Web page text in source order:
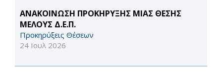
ΑΝΑΚΟΙΝΩΣΗ ΠΡΟΚΗΡΥΞΗΣ ΜΙΑΣ ΘΕΣΗΣ
ΜΕΛΟΥΣ Δ.Ε.Π.
Προκηρύξεις Θέσεων
24 Ιουλ 2026